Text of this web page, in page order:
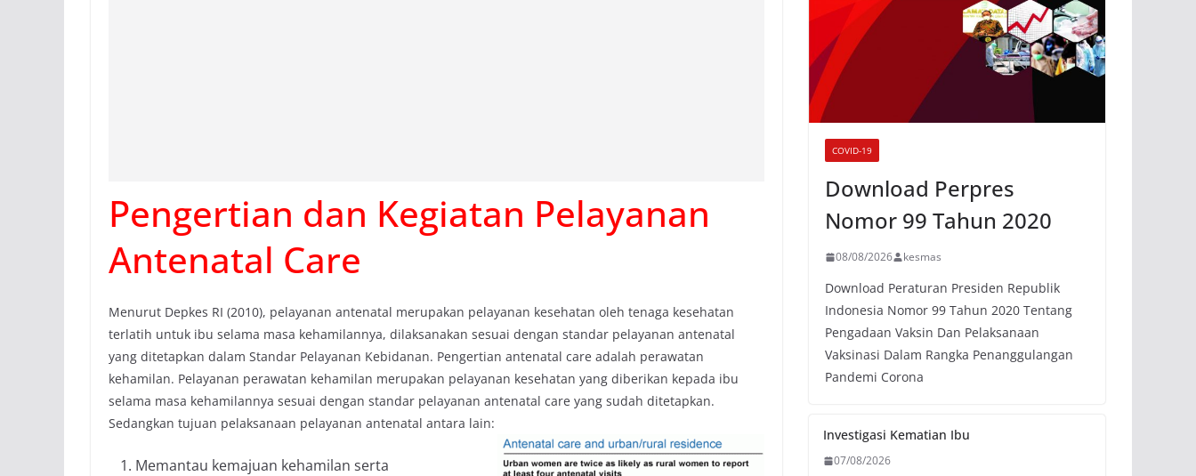
Pengertian dan Kegiatan Pelayanan
Antenatal Care
Menurut Depkes RI (2010), pelayanan antenatal merupakan pelayanan kesehatan oleh tenaga kesehatan
terlatih untuk ibu selama masa kehamilannya, dilaksanakan sesuai dengan standar pelayanan antenatal
yang ditetapkan dalam Standar Pelayanan Kebidanan. Pengertian antenatal care adalah perawatan
kehamilan. Pelayanan perawatan kehamilan merupakan pelayanan kesehatan yang diberikan kepada ibu
selama masa kehamilannya sesuai dengan standar pelayanan antenatal care yang sudah ditetapkan.
Sedangkan tujuan pelaksanaan pelayanan antenatal antara lain:
Memantau kemajuan kehamilan serta
COVID-19
Download Perpres
Nomor 99 Tahun 2020
08/08/2026 kesmas
Download Peraturan Presiden Republik
Indonesia Nomor 99 Tahun 2020 Tentang
Pengadaan Vaksin Dan Pelaksanaan
Vaksinasi Dalam Rangka Penanggulangan
Pandemi Corona
Investigasi Kematian Ibu
07/08/2026